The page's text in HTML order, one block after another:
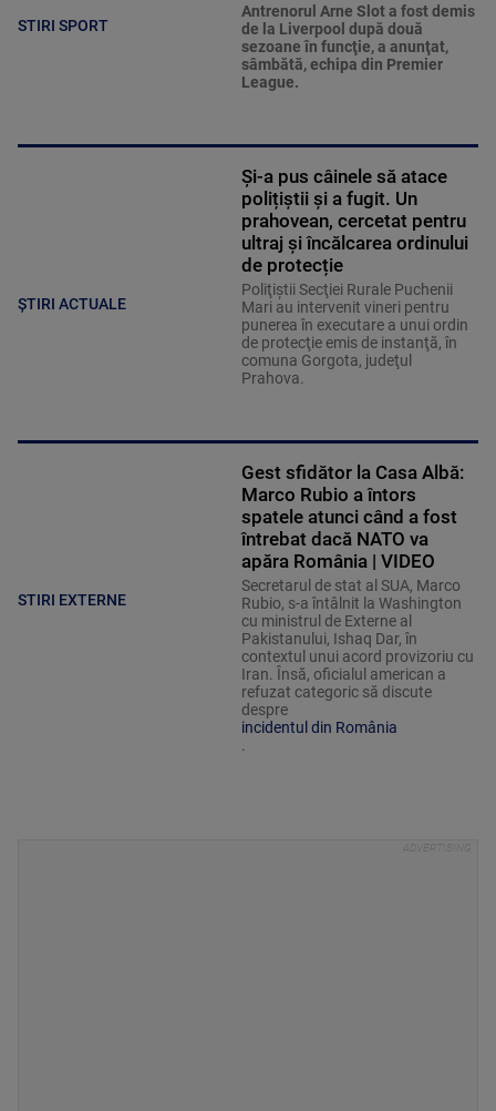
STIRI SPORT
Antrenorul Arne Slot a fost demis
de la Liverpool după două
sezoane în funcţie, a anunţat,
sâmbătă, echipa din Premier
League.
ȘTIRI ACTUALE
Și-a pus câinele să atace
polițiștii și a fugit. Un
prahovean, cercetat pentru
ultraj şi încălcarea ordinului
de protecție
Poliţiştii Secţiei Rurale Puchenii
Mari au intervenit vineri pentru
punerea în executare a unui ordin
de protecţie emis de instanţă, în
comuna Gorgota, judeţul
Prahova.
STIRI EXTERNE
Gest sfidător la Casa Albă:
Marco Rubio a întors
spatele atunci când a fost
întrebat dacă NATO va
apăra România | VIDEO
Secretarul de stat al SUA, Marco
Rubio, s-a întâlnit la Washington
cu ministrul de Externe al
Pakistanului, Ishaq Dar, în
contextul unui acord provizoriu cu
Iran. Însă, oficialul american a
refuzat categoric să discute
despre
incidentul din România
.